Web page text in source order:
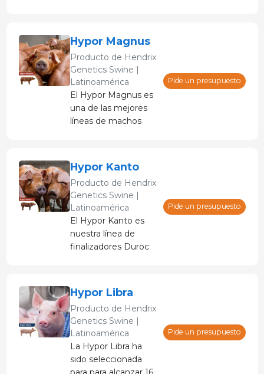
calidad.
Hypor Magnus
Producto de Hendrix
Genetics Swine |
Latinoamérica
El Hypor Magnus es
una de las mejores
líneas de machos
Pide un presupuesto
Hypor Kanto
Producto de Hendrix
Genetics Swine |
Latinoamérica
El Hypor Kanto es
nuestra línea de
finalizadores Duroc
Pide un presupuesto
Hypor Libra
Producto de Hendrix
Genetics Swine |
Latinoamérica
La Hypor Libra ha
sido seleccionada
Pide un presupuesto